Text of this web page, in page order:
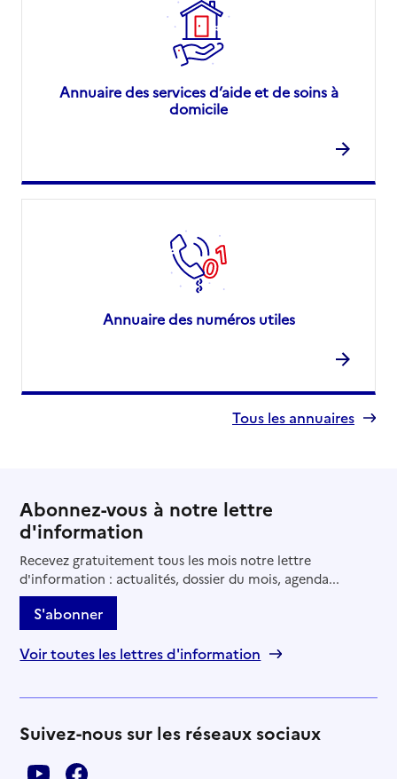
Annuaire des services d’aide et de soins à
domicile
Annuaire des numéros utiles
Tous les annuaires
Abonnez-vous à notre lettre
d'information
Recevez gratuitement tous les mois notre lettre
d'information : actualités, dossier du mois, agenda...
S'abonner
Voir toutes les lettres d'information
Suivez-nous sur les réseaux sociaux